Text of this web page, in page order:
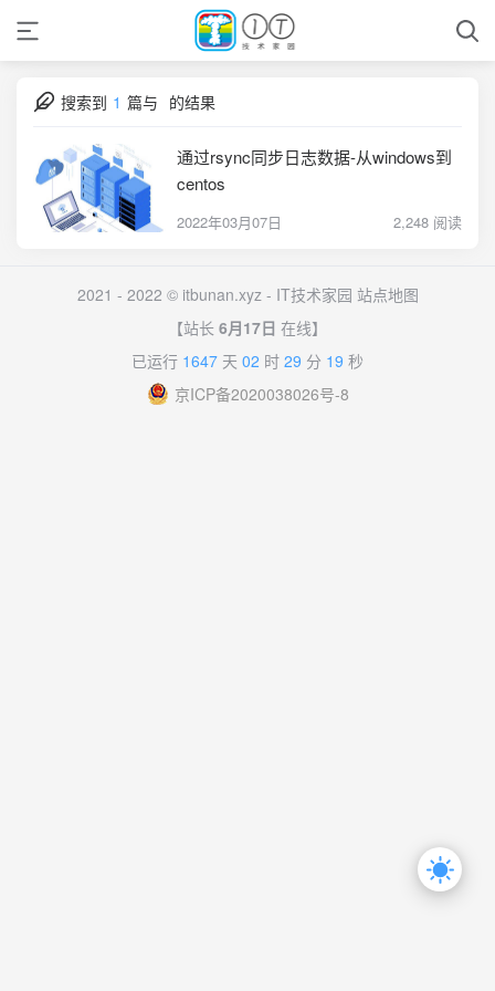
搜索到 1 篇与 的结果
通过rsync同步日志数据-从windows到
centos
2022年03月07日 2,248 阅读
2021 - 2022 © itbunan.xyz - IT技术家园 站点地图
【站长 6月17日 在线】
已运行 1647 天 02 时 29 分 19 秒
京ICP备2020038026号-8